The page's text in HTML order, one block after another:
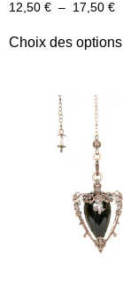
12,50 € – 17,50 €
Choix des options